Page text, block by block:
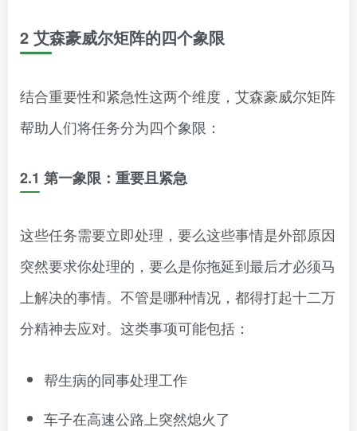
2 艾森豪威尔矩阵的四个象限
结合重要性和紧急性这两个维度，艾森豪威尔矩阵
帮助人们将任务分为四个象限：
2.1 第一象限：重要且紧急
这些任务需要立即处理，要么这些事情是外部原因
突然要求你处理的，要么是你拖延到最后才必须马
上解决的事情。不管是哪种情况，都得打起十二万
分精神去应对。这类事项可能包括：
帮生病的同事处理工作
车子在高速公路上突然熄火了